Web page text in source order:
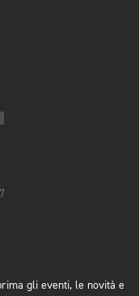
gli eventi, le novità e